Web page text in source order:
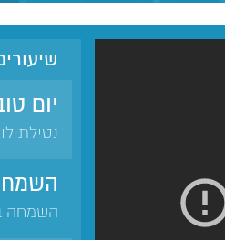
יום
נטילת
השמחה